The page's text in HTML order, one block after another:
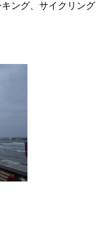
ング、サイクリング